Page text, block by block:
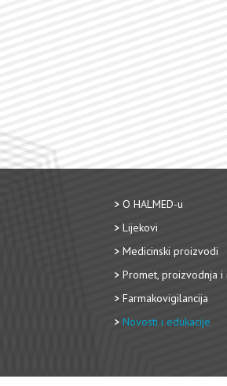
O HALMED-u
Lijekovi
Medicinski proizvodi
Promet, proizvodnja i
Farmakovigilancija
Novosti i edukacije